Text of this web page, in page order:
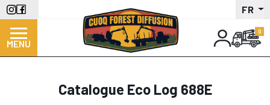
Aller
au
contenu
principal
FR
MENU
Catalogue Eco Log 688E